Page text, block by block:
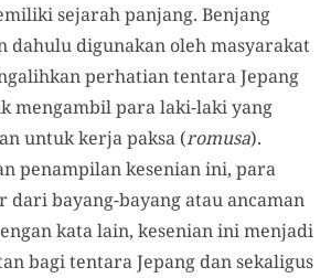
sejarah panjang. Benjang
dahulu digunakan oleh masyarakat
perhatian tentara Jepang
mengambil para laki-laki yang
untuk kerja paksa (romusa).
penampilan kesenian ini, para
dari bayang-bayang atau ancaman
kata lain, kesenian ini menjadi
bagi tentara Jepang dan sekaligus